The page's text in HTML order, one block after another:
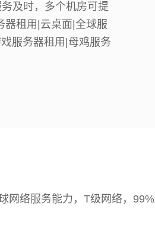
及时，多个机房可提
器租用|云桌面|全球服
服务器租用|母鸡服务
络服务能力，T级网络，99%